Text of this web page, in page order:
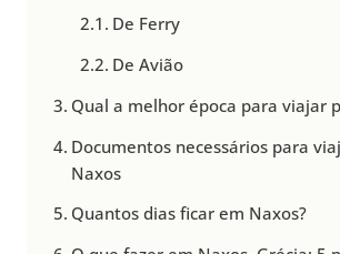
De Ferry
De Avião
Qual a melhor época para viajar
Documentos necessários para
Naxos
Quantos dias ficar em Naxos?